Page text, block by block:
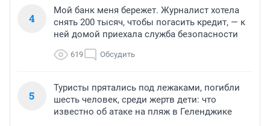
4
Мой банк меня бережет. Журналист хотела
снять 200 тысяч, чтобы погасить кредит, — к
ней домой приехала служба безопасности
619 Обсудить
5
Туристы прятались под лежаками, погибли
шесть человек, среди жертв дети: что
известно об атаке на пляж в Геленджике